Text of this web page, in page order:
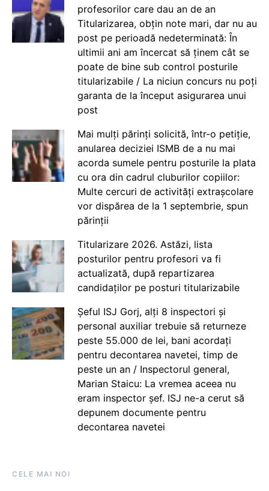
profesorilor care dau an de an
Titularizarea, obțin note mari, dar nu au
post pe perioadă nedeterminată: În
ultimii ani am încercat să ținem cât se
poate de bine sub control posturile
titularizabile / La niciun concurs nu poți
garanta de la început asigurarea unui
post
Mai mulți părinți solicită, într-o petiție,
anularea deciziei ISMB de a nu mai
acorda sumele pentru posturile la plata
cu ora din cadrul cluburilor copiilor:
Multe cercuri de activități extrașcolare
vor dispărea de la 1 septembrie, spun
părinții
Titularizare 2026. Astăzi, lista
posturilor pentru profesori va fi
actualizată, după repartizarea
candidaților pe posturi titularizabile
Șeful ISJ Gorj, alți 8 inspectori și
personal auxiliar trebuie să returneze
peste 55.000 de lei, bani acordați
pentru decontarea navetei, timp de
peste un an / Inspectorul general,
Marian Staicu: La vremea aceea nu
eram inspector șef. ISJ ne-a cerut să
depunem documente pentru
decontarea navetei
CELE MAI NOI